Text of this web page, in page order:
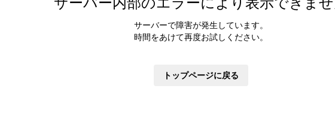
サーバーで障害が発生しています。
時間をあけて再度お試しください。
トップページに戻る